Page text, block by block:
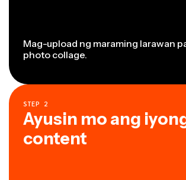
Mag-upload ng maraming larawan
photo collage.
STEP 2
Ayusin mo ang
content